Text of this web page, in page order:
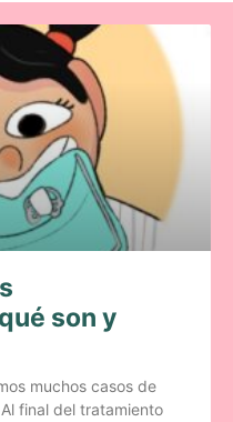
son y
muchos casos de
final del tratamiento